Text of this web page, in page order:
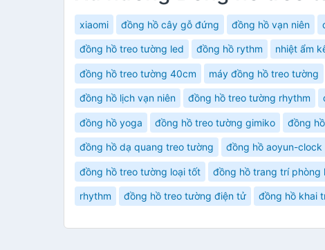
xiaomi đồng hồ cây gỗ đứng đồng hồ vạn niên
đồng hồ treo tường led đồng hồ rythm nhiệt ẩm
đồng hồ treo tường 40cm máy đồng hồ treo tường
đồng hồ lịch vạn niên đồng hồ treo tường rhythm
đồng hồ yoga đồng hồ treo tường gimiko đồng
đồng hồ dạ quang treo tường đồng hồ aoyun-clock
đồng hồ treo tường loại tốt đồng hồ trang trí phòng
rhythm đồng hồ treo tường điện tử đồng hồ khai